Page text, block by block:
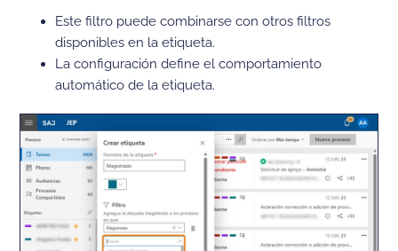
Este filtro puede combinarse con otros filtros
disponibles en la etiqueta.
La configuración define el comportamiento
automático de la etiqueta.